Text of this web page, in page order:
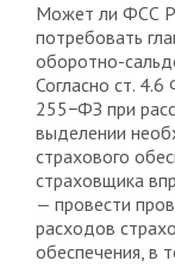
Может ли ФСС
потребовать
оборотно-
Согласно ст.
255−ФЗ при
выделении
страхового
страховщика
— провести
расходов
обеспечения, в